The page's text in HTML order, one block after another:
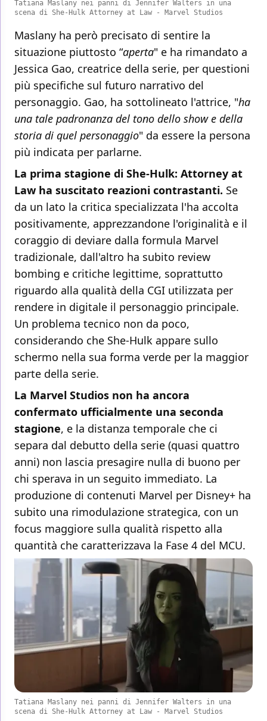
Tatiana Maslany nei panni di Jennifer Walters in una
scena di She-Hulk Attorney at Law - Marvel Studios
Maslany ha però precisato di sentire la
situazione piuttosto “aperta" e ha rimandato a
Jessica Gao, creatrice della serie, per questioni
più specifiche sul futuro narrativo del
personaggio. Gao, ha sottolineato l'attrice, "ha
una tale padronanza del tono dello show e della
storia di quel personaggio" da essere la persona
più indicata per parlarne.
La prima stagione di She-Hulk: Attorney at
Law ha suscitato reazioni contrastanti. Se
da un lato la critica specializzata l'ha accolta
positivamente, apprezzandone l'originalità e il
coraggio di deviare dalla formula Marvel
tradizionale, dall'altro ha subito review
bombing e critiche legittime, soprattutto
riguardo alla qualità della CGI utilizzata per
rendere in digitale il personaggio principale.
Un problema tecnico non da poco,
considerando che She-Hulk appare sullo
schermo nella sua forma verde per la maggior
parte della serie.
La Marvel Studios non ha ancora
confermato ufficialmente una seconda
stagione, e la distanza temporale che ci
separa dal debutto della serie (quasi quattro
anni) non lascia presagire nulla di buono per
chi sperava in un seguito immediato. La
produzione di contenuti Marvel per Disney+ ha
subito una rimodulazione strategica, con un
focus maggiore sulla qualità rispetto alla
quantità che caratterizzava la Fase 4 del MCU.
Tatiana Maslany nei panni di Jennifer Walters in una
scena di She-Hulk Attorney at Law - Marvel Studios